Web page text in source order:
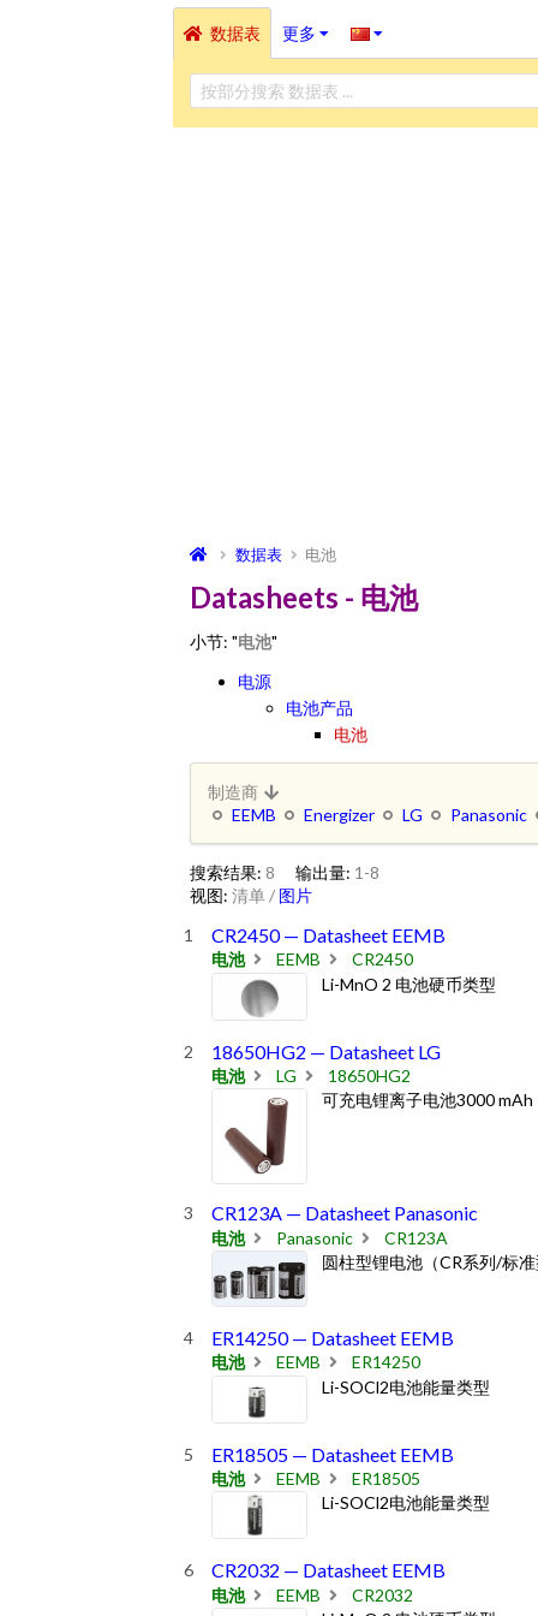
数据表 更多
数据表 电池
Datasheets - 电池
小节: "电池"
电源
电池产品
电池
制造商
EEMB
Energizer LG Panasonic
搜索结果: 8 输出量: 1-8
视图: 清单/ 图片
CR2450 — Datasheet EEMB
电池 EEMB
CR2450
Li-MnO 2 电池硬币类型
18650HG2 — Datasheet LG
电池 LG
18650HG2
可充电锂离子电池3000 mAh
CR123A — Datasheet Panasonic
电池 Panasonic
CR123A
圆柱型锂电池（CR系列/标
ER14250 — Datasheet EEMB
电池 EEMB
ER14250
Li-SOCl2电池能量类型
ER18505 — Datasheet EEMB
电池 EEMB
ER18505
Li-SOCl2电池能量类型
CR2032 — Datasheet EEMB
电池 EEMB
CR2032